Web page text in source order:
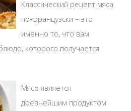
Классический рецепт мяса
по-французски – это
именно то, что вам
которого получается
Мясо является
древнейшим продуктом